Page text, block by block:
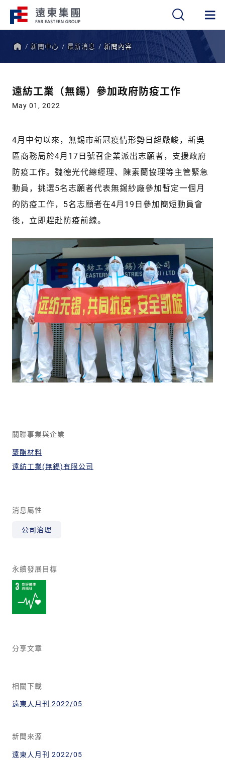
新聞中心 最新消息 新聞內容
遠紡工業（無錫）參加政府防疫工作
May 01, 2022
4月中旬以來，無錫市新冠疫情形勢日趨嚴峻，新吳
區商務局於4月17日號召企業派出志願者，支援政府
防疫工作。魏德光代總經理、陳素蘭協理等主管緊急
動員，挑選5名志願者代表無錫紗廠參加暫定一個月
的防疫工作，5名志願者在4月19日參加簡短動員會
後，立即趕赴防疫前線。
關聯事業與企業
聚酯材料
遠紡工業(無錫)有限公司
消息屬性
公司治理
永續發展目標
分享文章
相關下載
遠東人月刊 2022/05
新聞來源
遠東人月刊 2022/05